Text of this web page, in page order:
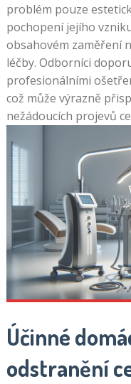
problém pouze
pochopení jejího
obsahovém zaměření
léčby. Odborníci
profesionálními
což může výrazně
nežádoucích projevů
Účinné
odstranění